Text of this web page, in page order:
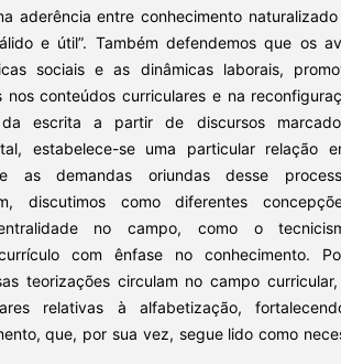
aderência entre conhecimento
e útil”. Também defendemos que os
sociais e as dinâmicas laborais,
nos conteúdos curriculares e na
escrita a partir de discursos
estabelece-se uma particular relação
as demandas oriundas desse
discutimos como diferentes
no campo, como o
com ênfase no conhecimento.
teorizações circulam no campo
relativas à alfabetização,
que, por sua vez, segue lido como